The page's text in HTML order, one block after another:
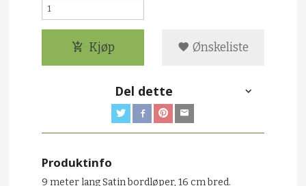
Kjøp Ønskeliste
Del dette
Produktinfo
9 meter lang Satin bordløper, 16 cm bred.